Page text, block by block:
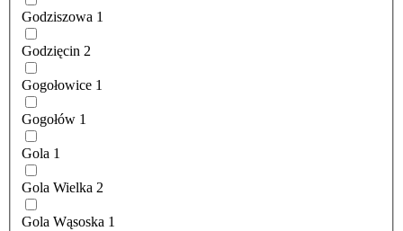
Godziszowa 1
Godzięcin 2
Gogołowice 1
Gogołów 1
Gola 1
Gola Wielka 2
Gola Wąsoska 1